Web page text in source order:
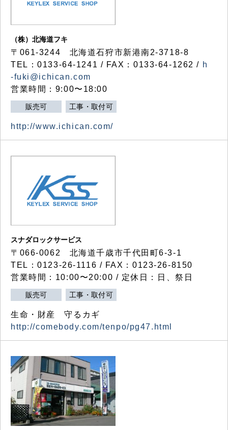
（株）北海道フキ
〒061-3244 北海道石狩市新港南2-3718-8
TEL：0133-64-1241 / FAX：0133-64-1262 / h
-fuki@ichican.com
営業時間：9:00〜18:00
販売可 工事・取付可
http://www.ichican.com/
スナダロックサービス
〒066-0062 北海道千歳市千代田町6-3-1
TEL：0123-26-1116 / FAX：0123-26-8150
営業時間：10:00〜20:00 / 定休日：日、祭日
販売可 工事・取付可
生命・財産 守るカギ
http://comebody.com/tenpo/pg47.html